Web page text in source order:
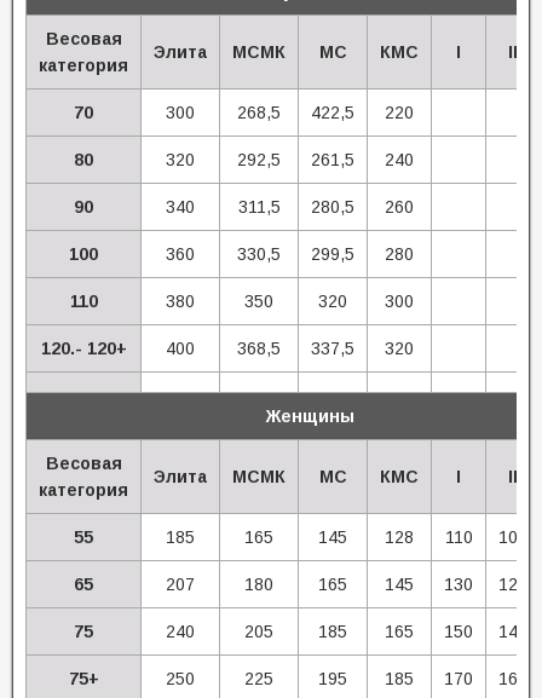
Весовая
категория
Элита МСМК МС КМС I II
70 300 268,5 422,5 220
80 320 292,5 261,5 240
90 340 311,5 280,5 260
100 360 330,5 299,5 280
110 380 350 320 300
120.- 120+ 400 368,5 337,5 320
Женщины
Весовая
категория
Элита МСМК МС КМС I II
55 185 165 145 128 110 100
65 207 180 165 145 130 120
75 240 205 185 165 150 140
75+ 250 225 195 185 170 160